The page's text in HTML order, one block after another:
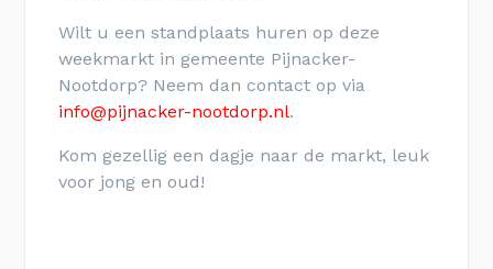
Wilt u een standplaats huren op deze
weekmarkt in gemeente Pijnacker-
Nootdorp? Neem dan contact op via
info@pijnacker-nootdorp.nl.
Kom gezellig een dagje naar de markt, leuk
voor jong en oud!